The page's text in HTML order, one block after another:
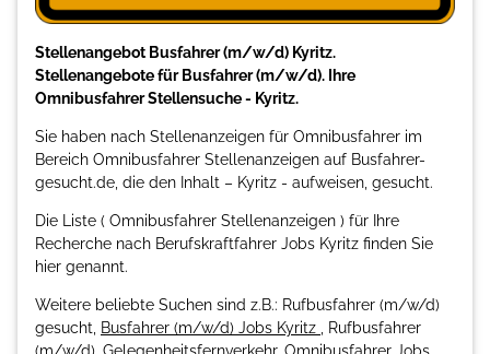
Stellenangebot Busfahrer (m/w/d) Kyritz.
Stellenangebote für Busfahrer (m/w/d). Ihre
Omnibusfahrer Stellensuche - Kyritz.
Sie haben nach Stellenanzeigen für Omnibusfahrer im
Bereich Omnibusfahrer Stellenanzeigen auf Busfahrer-
gesucht.de, die den Inhalt – Kyritz - aufweisen, gesucht.
Die Liste ( Omnibusfahrer Stellenanzeigen ) für Ihre
Recherche nach Berufskraftfahrer Jobs Kyritz finden Sie
hier genannt.
Weitere beliebte Suchen sind z.B.: Rufbusfahrer (m/w/d)
gesucht, Busfahrer (m/w/d) Jobs Kyritz , Rufbusfahrer